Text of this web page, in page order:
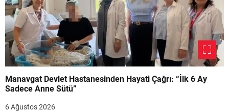
Manavgat Devlet Hastanesinden Hayati Çağrı: “İlk 6 Ay
Sadece Anne Sütü”
6 Ağustos 2026